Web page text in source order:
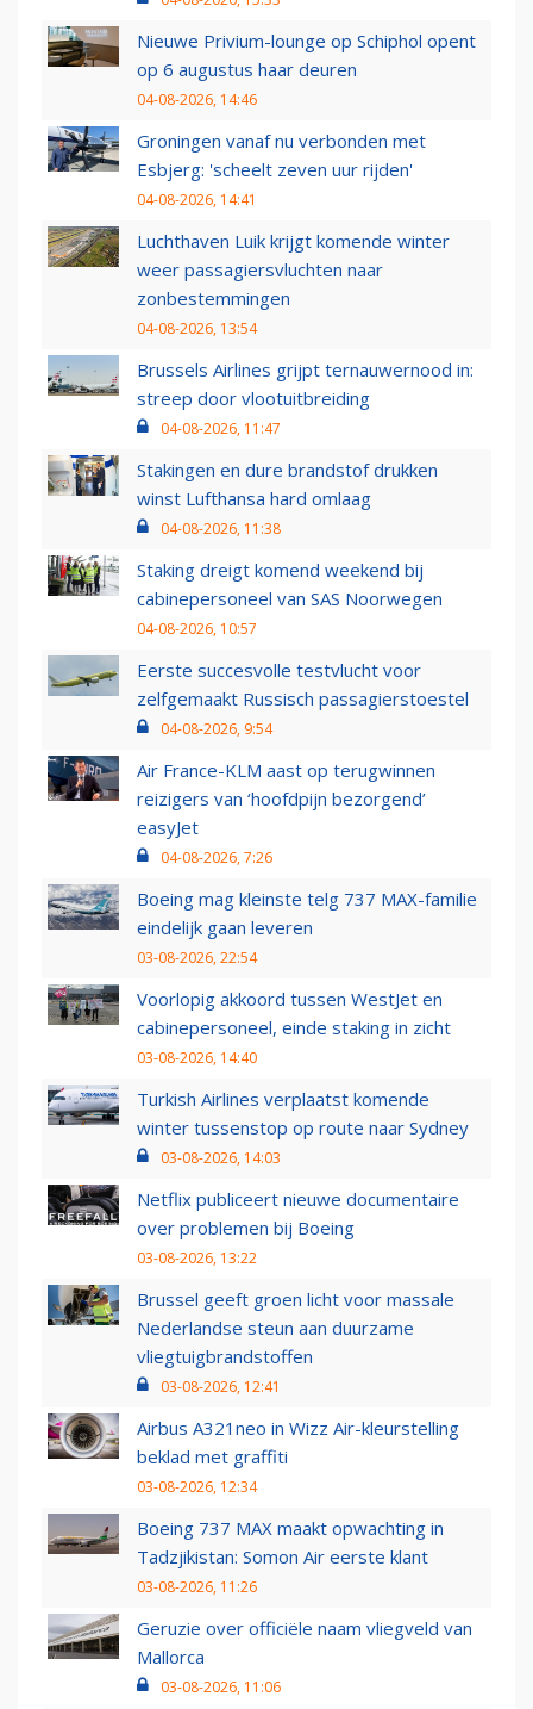
Nieuwe Privium-lounge op Schiphol opent
op 6 augustus haar deuren
04-08-2026, 14:46
Groningen vanaf nu verbonden met
Esbjerg: 'scheelt zeven uur rijden'
04-08-2026, 14:41
Luchthaven Luik krijgt komende winter
weer passagiersvluchten naar
zonbestemmingen
04-08-2026, 13:54
Brussels Airlines grijpt ternauwernood in:
streep door vlootuitbreiding
04-08-2026, 11:47
Stakingen en dure brandstof drukken
winst Lufthansa hard omlaag
04-08-2026, 11:38
Staking dreigt komend weekend bij
cabinepersoneel van SAS Noorwegen
04-08-2026, 10:57
Eerste succesvolle testvlucht voor
zelfgemaakt Russisch passagierstoestel
04-08-2026, 9:54
Air France-KLM aast op terugwinnen
reizigers van ‘hoofdpijn bezorgend’
easyJet
04-08-2026, 7:26
Boeing mag kleinste telg 737 MAX-familie
eindelijk gaan leveren
03-08-2026, 22:54
Voorlopig akkoord tussen WestJet en
cabinepersoneel, einde staking in zicht
03-08-2026, 14:40
Turkish Airlines verplaatst komende
winter tussenstop op route naar Sydney
03-08-2026, 14:03
Netflix publiceert nieuwe documentaire
over problemen bij Boeing
03-08-2026, 13:22
Brussel geeft groen licht voor massale
Nederlandse steun aan duurzame
vliegtuigbrandstoffen
03-08-2026, 12:41
Airbus A321neo in Wizz Air-kleurstelling
beklad met graffiti
03-08-2026, 12:34
Boeing 737 MAX maakt opwachting in
Tadzjikistan: Somon Air eerste klant
03-08-2026, 11:26
Geruzie over officiële naam vliegveld van
Mallorca
03-08-2026, 11:06